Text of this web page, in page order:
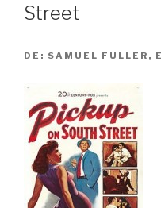
Street
DE: SAMUEL FULLER,